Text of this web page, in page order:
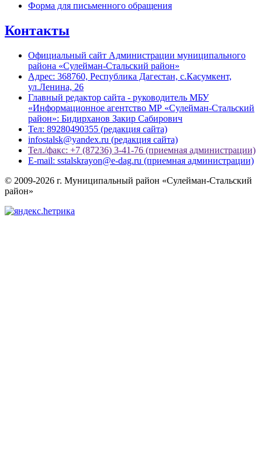
Форма для письменного обращения
Контакты
Официальный сайт Администрации муниципального
района «Сулейман-Стальский район»
Адрес: 368760, Республика Дагестан, с.Касумкент,
ул.Ленина, 26
Главный редактор сайта - руководитель МБУ
«Информационное агентство МР «Сулейман-Стальский
район»: Бидирханов Закир Сабирович
Тел: 89280490355 (редакция сайта)
infostalsk@yandex.ru (редакция сайта)
Тел./факс: +7 (87236) 3-41-76 (приемная администрации)
E-mail: sstalskrayon@e-dag.ru (приемная администрации)
© 2009-2026 г. Муниципальный район «Сулейман-Стальский
район»